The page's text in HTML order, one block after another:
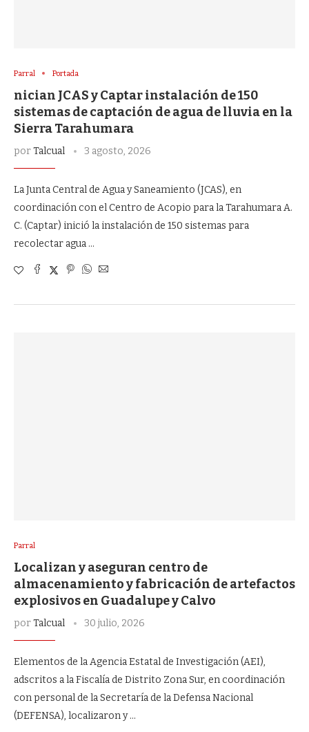
Parral Portada
nician JCAS y Captar instalación de 150
sistemas de captación de agua de lluvia en la
Sierra Tarahumara
porTalcual 3 agosto, 2026
La Junta Central de Agua y Saneamiento (JCAS), en
coordinación con el Centro de Acopio para la Tarahumara A.
C. (Captar) inició la instalación de 150 sistemas para
recolectar agua …
Parral
Localizan y aseguran centro de
almacenamiento y fabricación de artefactos
explosivos en Guadalupe y Calvo
porTalcual 30 julio, 2026
Elementos de la Agencia Estatal de Investigación (AEI),
adscritos a la Fiscalía de Distrito Zona Sur, en coordinación
con personal de la Secretaría de la Defensa Nacional
(DEFENSA), localizaron y …